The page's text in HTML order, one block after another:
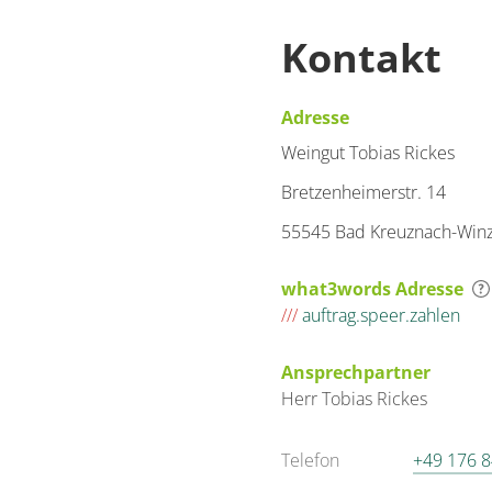
Kontakt
Adresse
Weingut Tobias Rickes
Bretzenheimerstr. 14
55545 Bad Kreuznach-
what3words Adresse
///auftrag.speer.zahlen
Ansprechpartner
HerrTobias Rickes
Telefon +49 176